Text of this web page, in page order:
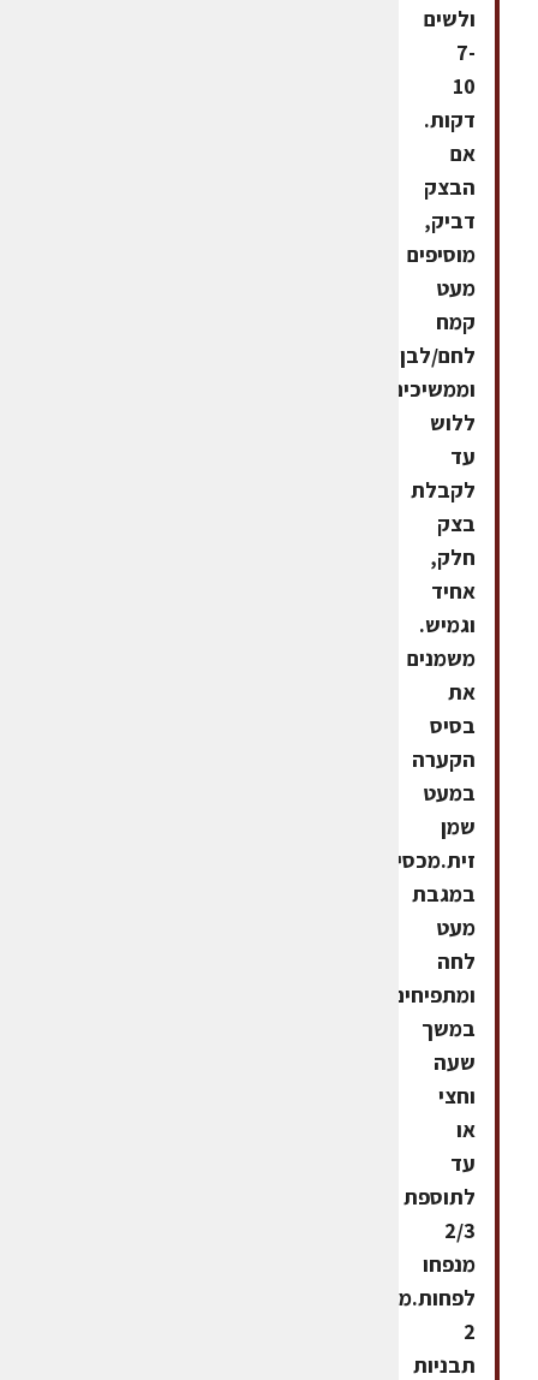
ולשים
7-
10
דקות.
אם
הבצק
דביק,
מוסיפים
מעט
קמח
לחם/לבן
וממשיכים
ללוש
עד
לקבלת
בצק
חלק,
אחיד
וגמיש.
משמנים
את
בסיס
הקערה
במעט
שמן
זית.מכסים
במגבת
מעט
לחה
ומתפיחים
במשך
שעה
וחצי
או
עד
לתוספת
2/3
מנפחו
לפחות.מכינים
2
תבניות